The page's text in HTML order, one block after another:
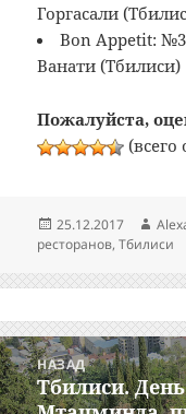
Горгасали
Bon Appetit:
Ванати (Тбилиси)
Пожалуйста,
(всего
Опубликовано
25.12.2017
ресторанов,Тбилиси
Навигация
по
записям
НАЗАД
Предыдущая
Тбилиси.